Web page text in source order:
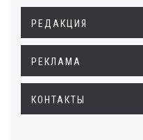
РЕДАКЦИЯ
РЕКЛАМА
КОНТАКТЫ